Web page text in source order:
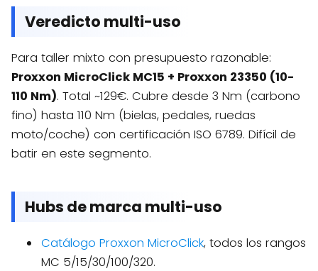
Veredicto multi-uso
Para taller mixto con presupuesto razonable:
Proxxon MicroClick MC15 + Proxxon 23350 (10-
110 Nm). Total ~129€. Cubre desde 3 Nm (carbono
fino) hasta 110 Nm (bielas, pedales, ruedas
moto/coche) con certificación ISO 6789. Difícil de
batir en este segmento.
Hubs de marca multi-uso
Catálogo Proxxon MicroClick, todos los rangos
MC 5/15/30/100/320.